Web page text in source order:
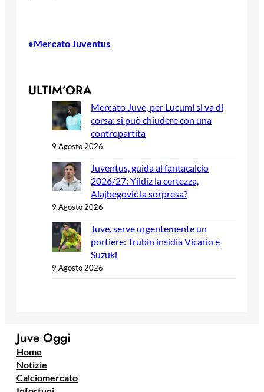
•Mercato Juventus
ULTIM’ORA
Mercato Juve, per Lucumí si va di
corsa: si può chiudere con una
contropartita
9 Agosto 2026
Juventus, guida al fantacalcio
2026/27: Yildiz la certezza,
Alajbegović la sorpresa?
9 Agosto 2026
Juve, serve urgentemente un
portiere: Trubin insidia Vicario e
Suzuki
9 Agosto 2026
Juve Oggi
Home
Notizie
Calciomercato